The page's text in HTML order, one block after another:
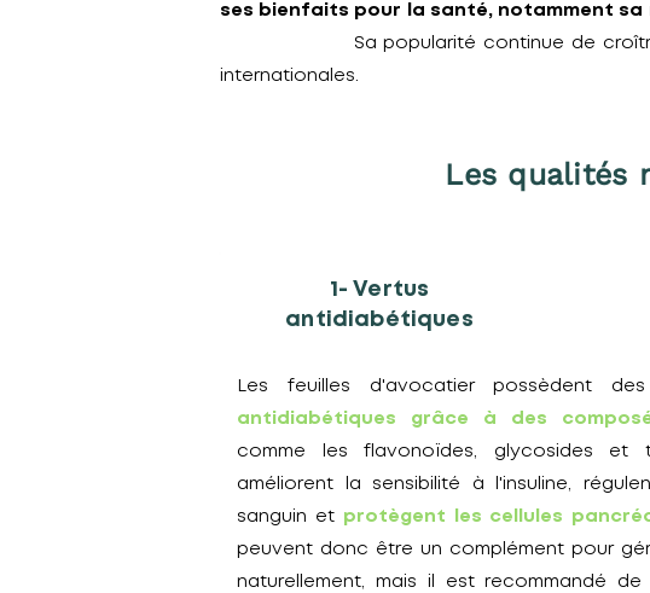
ses bienfaits pour la santé, notamment
Sa popularité continue de
internationales.
Les qualités
1- Vertus
antidiabétiques
Les feuilles d'avocatier possèdent
antidiabétiques grâce à des
comme les flavonoïdes, glycosides et
améliorent la sensibilité à l'insuline,
sanguin et protègent les cellules
peuvent donc être un complément pour
naturellement, mais il est recommandé de